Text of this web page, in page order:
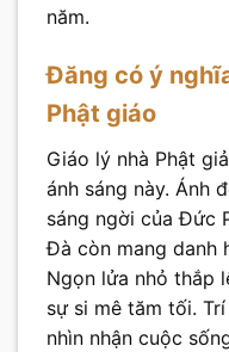
năm.
Đăng có ý
Phật giáo
Giáo lý nhà Phật
ánh sáng này. Ánh
sáng ngời của Đức
Đà còn mang danh
Ngọn lửa nhỏ thắp
sự si mê tăm tối.
nhìn nhận cuộc